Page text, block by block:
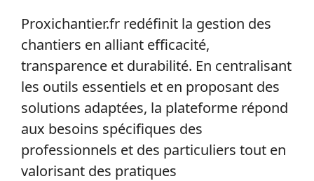
Proxichantier.fr redéfinit la gestion des
chantiers en alliant efficacité,
transparence et durabilité. En centralisant
les outils essentiels et en proposant des
solutions adaptées, la plateforme répond
aux besoins spécifiques des
professionnels et des particuliers tout en
valorisant des pratiques